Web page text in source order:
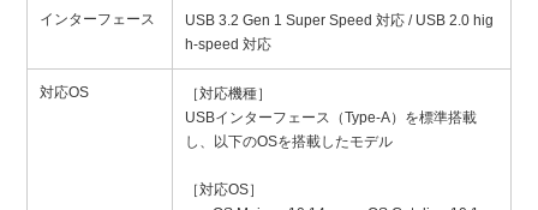
インターフェース
USB 3.2 Gen 1 Super Speed 対応 / USB 2.0 hig
h-speed 対応
対応OS
［対応機種］
USBインターフェース（Type-A）を標準搭載
し、以下のOSを搭載したモデル
［対応OS］